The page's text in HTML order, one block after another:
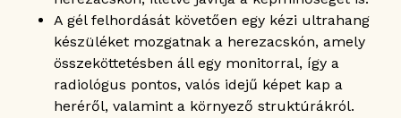
A gél felhordását követően egy kézi ultrahang
készüléket mozgatnak a herezacskón, amely
összeköttetésben áll egy monitorral, így a
radiológus pontos, valós idejű képet kap a
heréről, valamint a környező struktúrákról.